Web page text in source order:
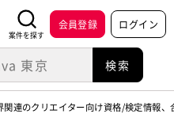
案件を探す
会員登録 ログイン
関連のクリエイター向け資格/検定情報、